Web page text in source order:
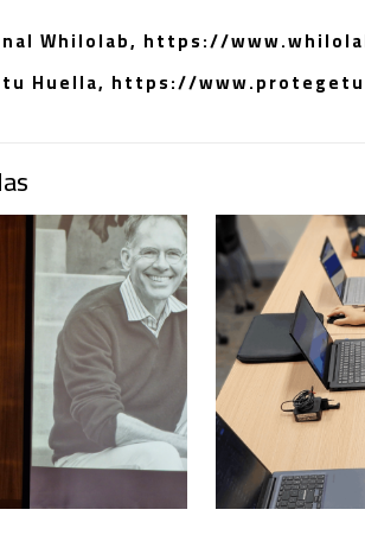
Whilolab, https://
tu Huella, https://